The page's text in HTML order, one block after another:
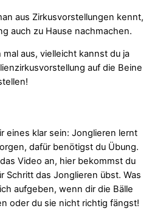
aus Zirkusvorstellungen kennt,
auch zu Hause nachmachen.
aus, vielleicht kannst du ja
auf die Beine
eines klar sein: Jonglieren lernt
dafür benötigst du Übung.
Video an, hier bekommst du
Schritt das Jonglieren übst. Was
aufgeben, wenn dir die Bälle
oder du sie nicht richtig fängst!